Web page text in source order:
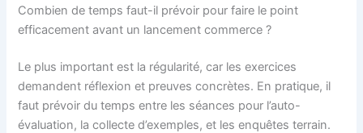
Combien de temps faut-il prévoir pour faire le point
efficacement avant un lancement commerce ?
Le plus important est la régularité, car les exercices
demandent réflexion et preuves concrètes. En pratique, il
faut prévoir du temps entre les séances pour l’auto-
évaluation, la collecte d’exemples, et les enquêtes terrain.